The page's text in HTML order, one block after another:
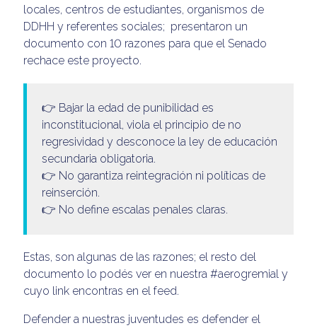
locales, centros de estudiantes, organismos de
DDHH y referentes sociales; presentaron un
documento con 10 razones para que el Senado
rechace este proyecto.
👉 Bajar la edad de punibilidad es
inconstitucional, viola el principio de no
regresividad y desconoce la ley de educación
secundaria obligatoria.
👉 No garantiza reintegración ni políticas de
reinserción.
👉 No define escalas penales claras.
Estas, son algunas de las razones; el resto del
documento lo podés ver en nuestra #aerogremial y
cuyo link encontras en el feed.
Defender a nuestras juventudes es defender el